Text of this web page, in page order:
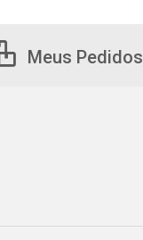
Meus Pedidos